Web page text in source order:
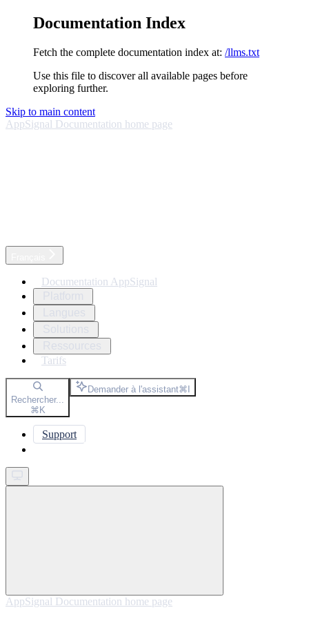
Documentation Index
Fetch the complete documentation index at: /llms.txt
Use this file to discover all available pages before
exploring further.
Skip to main content
AppSignal Documentation home page
Documentation AppSignal
Tarifs
Rechercher...
⌘K
Demander à l'assistant⌘I
Support
AppSignal Documentation home page